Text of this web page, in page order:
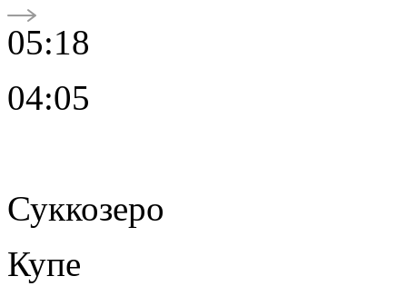
05:18
04:05
Суккозеро
Купе